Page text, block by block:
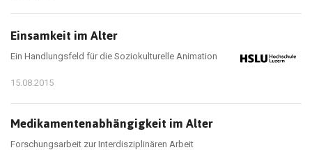
Einsamkeit im Alter
Ein Handlungsfeld für die Soziokulturelle Animation
15.08.2015
Medikamentenabhängigkeit im Alter
Forschungsarbeit zur Interdisziplinären Arbeit